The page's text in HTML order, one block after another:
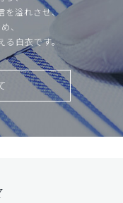
を溢れさせ、
、
る白衣です。